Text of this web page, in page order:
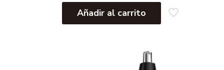
Añadir al carrito